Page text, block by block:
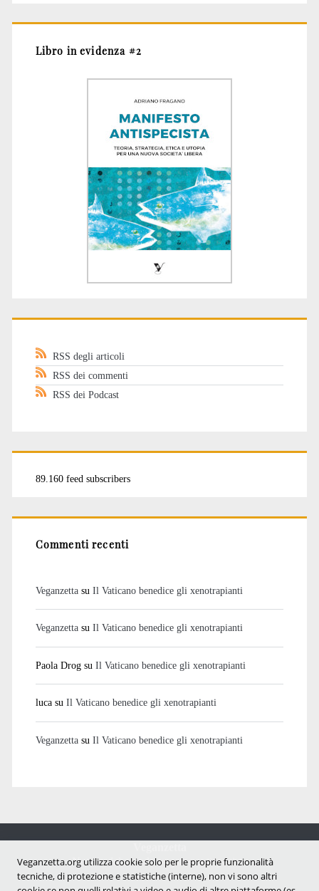
Libro in evidenza #2
RSS degli articoli
RSS dei commenti
RSS dei Podcast
89.160 feed subscribers
Commenti recenti
Veganzettasu Il Vaticano benedice gli xenotrapianti
Veganzettasu Il Vaticano benedice gli xenotrapianti
Paola Drogsu Il Vaticano benedice gli xenotrapianti
lucasu Il Vaticano benedice gli xenotrapianti
Veganzettasu Il Vaticano benedice gli xenotrapianti
Notizie dal mondo vegan e antispecista
Veganzetta.org utilizza cookie solo per le proprie funzionalità
tecniche, di protezione e statistiche (interne), non vi sono altri